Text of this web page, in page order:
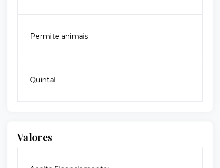
Permite animais
Quintal
Valores